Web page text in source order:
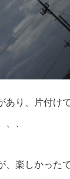
あり、片付け
、
楽しかったで